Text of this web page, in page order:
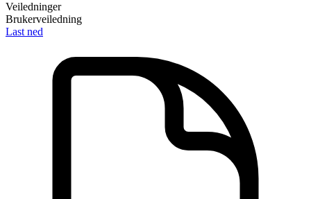
Veiledninger
Brukerveiledning
Last ned